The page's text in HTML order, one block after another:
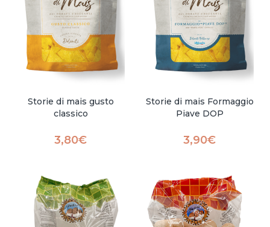
Storie di mais gusto
classico
3,80€
Storie di mais Formaggio
Piave DOP
3,90€